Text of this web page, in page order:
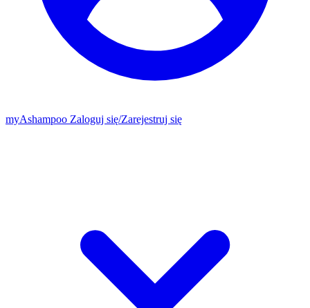
myAshampoo Zaloguj się/Zarejestruj się